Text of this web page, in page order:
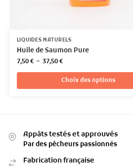
LIQUIDES NATURELS
Huile de Saumon Pure
7,50€ – 37,50€
Choix des options
Appâts testés et approuvés
Par des pêcheurs passionnés
Fabrication française